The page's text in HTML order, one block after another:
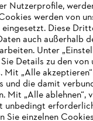
Informationen für
Erklärung zur
Produktpiraterie
Fakten zu STIHL
Nutzerprofile,
werden von
Diese
auch außerhalb
Unter
Details zu den
Mit „Alle
und die damit
Mit „Alle ablehnen“,
unbedingt
Sie einzelnen